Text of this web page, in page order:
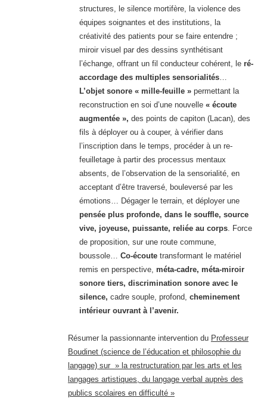
structures, le silence mortifère, la violence des
équipes soignantes et des institutions, la
créativité des patients pour se faire entendre ;
miroir visuel par des dessins synthétisant
l’échange, offrant un fil conducteur cohérent, leré-
accordage des multiples sensorialités
L’objet sonore « mille-feuille » permettant la
reconstruction en soi d’une nouvelle« écoute
augmentée »,des points de capiton (Lacan), des
fils à déployer ou à couper, à vérifier dans
l’inscription dans le temps, procéder à un re-
feuilletage à partir des processus mentaux
absents, de l’observation de la sensorialité, en
acceptant d’être traversé, bouleversé par les
émotions… Dégager le terrain, et déployer une
pensée plus profonde, dans le souffle, source
vive, joyeuse, puissante, reliée au corps . Force
de proposition, sur une route commune,
boussole…Co-écoutetransformant le matériel
remis en perspective,méta-cadre, méta-miroir
sonore tiers, discrimination sonore avec le
silence,cadre souple, profond,cheminement
intérieur ouvrant à l’avenir.
Résumer la passionnante intervention du Professeur
Boudinet (science de l’éducation et philosophie du
langage) sur » la restructuration par les arts et les
langages artistiques, du langage verbal auprès des
publics scolaires en difficulté »